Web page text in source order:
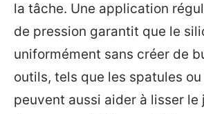
la tâche. Une application
de pression garantit que le
uniformément sans créer de
outils, tels que les spatules ou
peuvent aussi aider à lisser le